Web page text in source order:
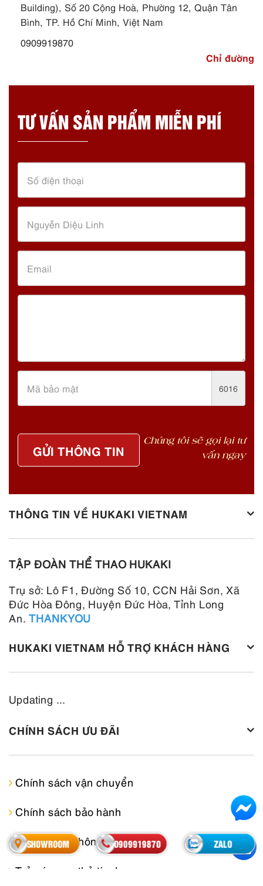
Building), Số 20 Cộng Hoà, Phường 12, Quận Tân
Bình, TP. Hồ Chí Minh, Việt Nam
0909919870
Chỉ đường
TƯ VẤN SẢN PHẨM MIỄN PHÍ
6016
GỬI THÔNG TIN
Chúng tôi sẽ gọi lại tư
vấn ngay
THÔNG TIN VỀ HUKAKI VIETNAM
TẬP ĐOÀN THỂ THAO HUKAKI
Trụ sở: Lô F1, Đường Số 10, CCN Hải Sơn, Xã
Đức Hòa Đông, Huyện Đức Hòa, Tỉnh Long
An. THANKYOU
HUKAKI VIETNAM HỖ TRỢ KHÁCH HÀNG
Updating ...
CHÍNH SÁCH ƯU ĐÃI
Chính sách vận chuyển
Chính sách bảo hành
Cam kết về thông tin
Trả góp qua thẻ tín dụng
SHOWROOM 0909919870 ZALO